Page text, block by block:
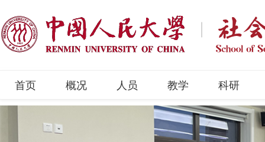
首页 概况 人员 教学 科研